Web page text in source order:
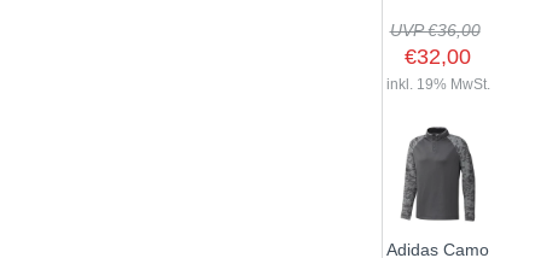
UVP €36,00
€32,00
inkl. 19% MwSt.
Adidas Camo